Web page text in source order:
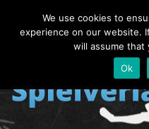
Sunday, 09.08.2026
We use cookies to
experience on our website.
will assume that
Ok